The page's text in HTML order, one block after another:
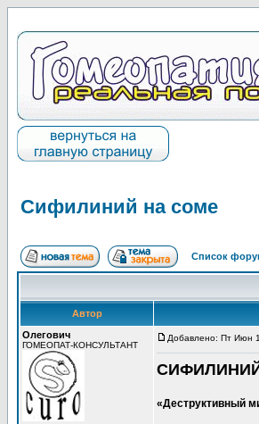
Сифилиний на соме
Список
Автор
Олегович
ГОМЕОПАТ-КОНСУЛЬТАНТ
Добавлено: Пт Июн
СИФИЛИНИЙ
«Деструктивный